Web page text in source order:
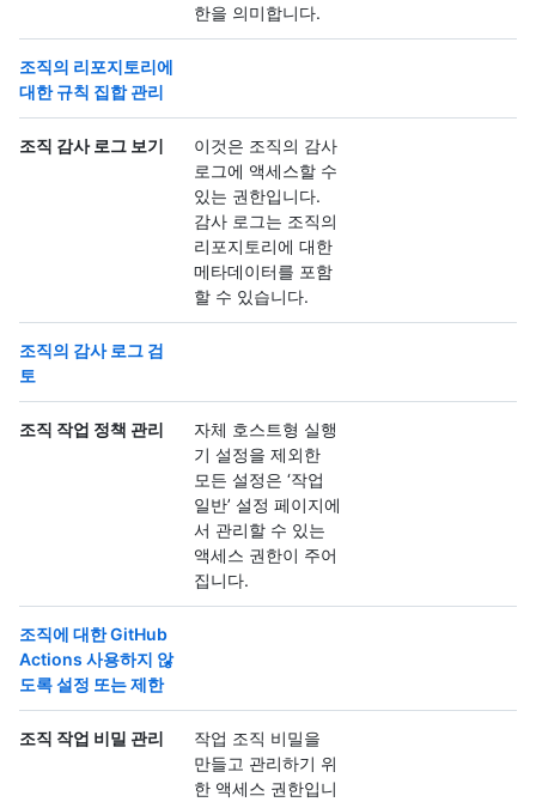
한을 의미합니다.
조직의 리포지토리에
대한 규칙 집합 관리
조직 감사 로그 보기
이것은 조직의 감사
로그에 액세스할 수
있는 권한입니다.
감사 로그는 조직의
리포지토리에 대한
메타데이터를 포함
할 수 있습니다.
조직의 감사 로그 검
토
조직 작업 정책 관리
자체 호스트형 실행
기 설정을 제외한
모든 설정은 ‘작업
일반’ 설정 페이지에
서 관리할 수 있는
액세스 권한이 주어
집니다.
조직에 대한 GitHub
Actions 사용하지 않
도록 설정 또는 제한
조직 작업 비밀 관리
작업 조직 비밀을
만들고 관리하기 위
한 액세스 권한입니